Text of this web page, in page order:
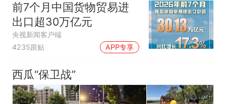
前7个月中国货物贸易进
出口超30万亿元
央视新闻客户端
4235跟贴
APP专享
西瓜“保卫战”